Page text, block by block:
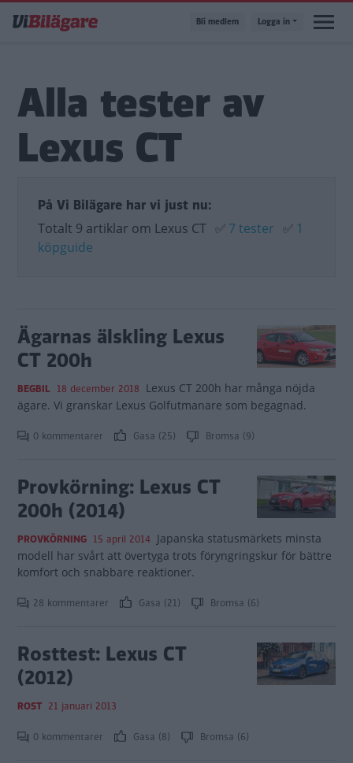
till
Bli medlem Logga in
Alla tester av
Lexus CT
På Vi Bilägare har vi just nu:
Totalt 9 artiklar om Lexus CT ✅ 7 tester ✅ 1
köpguide
Ägarnas älskling Lexus
CT 200h
BEGBIL 18 december 2018 Lexus CT 200h har många nöjda
ägare. Vi granskar Lexus Golfutmanare som begagnad.
0 kommentarer Gasa (25) Bromsa (9)
Provkörning: Lexus CT
200h (2014)
PROVKÖRNING 15 april 2014 Japanska statusmärkets minsta
modell har svårt att övertyga trots föryngringskur för bättre
komfort och snabbare reaktioner.
28 kommentarer Gasa (21) Bromsa (6)
Rosttest: Lexus CT
(2012)
ROST 21 januari 2013
0 kommentarer Gasa (8) Bromsa (6)